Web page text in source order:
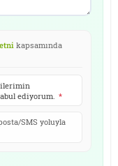
kapsamında
ediyorum. *
SMS yoluyla